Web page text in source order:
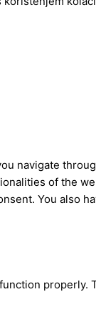
navigate
of the
You also